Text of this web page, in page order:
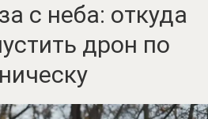
с неба: откуда
дрон по